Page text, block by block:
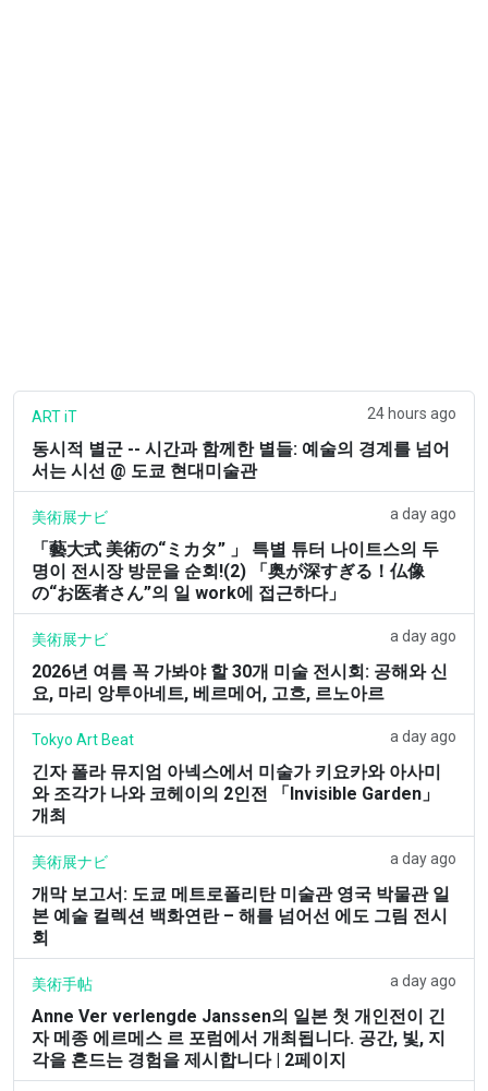
ART iT 24 hours ago
동시적 별군 -- 시간과 함께한 별들: 예술의 경계를 넘어
서는 시선 @ 도쿄 현대미술관
美術展ナビ a day ago
「藝大式 美術の“ミカタ” 」 특별 튜터 나이트스의 두
명이 전시장 방문을 순회!(2) 「奥が深すぎる！仏像
の“お医者さん”의 일 work에 접근하다」
美術展ナビ a day ago
2026년 여름 꼭 가봐야 할 30개 미술 전시회: 공해와 신
요, 마리 앙투아네트, 베르메어, 고흐, 르노아르
Tokyo Art Beat a day ago
긴자 폴라 뮤지엄 아넥스에서 미술가 키요카와 아사미
와 조각가 나와 코헤이의 2인전 「Invisible Garden」
개최
美術展ナビ a day ago
개막 보고서: 도쿄 메트로폴리탄 미술관 영국 박물관 일
본 예술 컬렉션 백화연란 – 해를 넘어선 에도 그림 전시
회
美術手帖 a day ago
Anne Ver verlengde Janssen의 일본 첫 개인전이 긴
자 메종 에르메스 르 포럼에서 개최됩니다. 공간, 빛, 지
각을 흔드는 경험을 제시합니다 | 2페이지